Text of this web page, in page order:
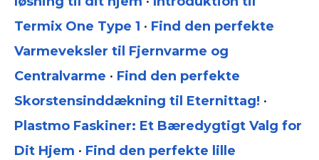
Termix One Type 1 • Find den perfekte
Varmeveksler til Fjernvarme og
Centralvarme • Find den perfekte
Skorstensinddækning til Eternittag! •
Plastmo Faskiner: Et Bæredygtigt Valg for
Dit Hjem • Find den perfekte lille